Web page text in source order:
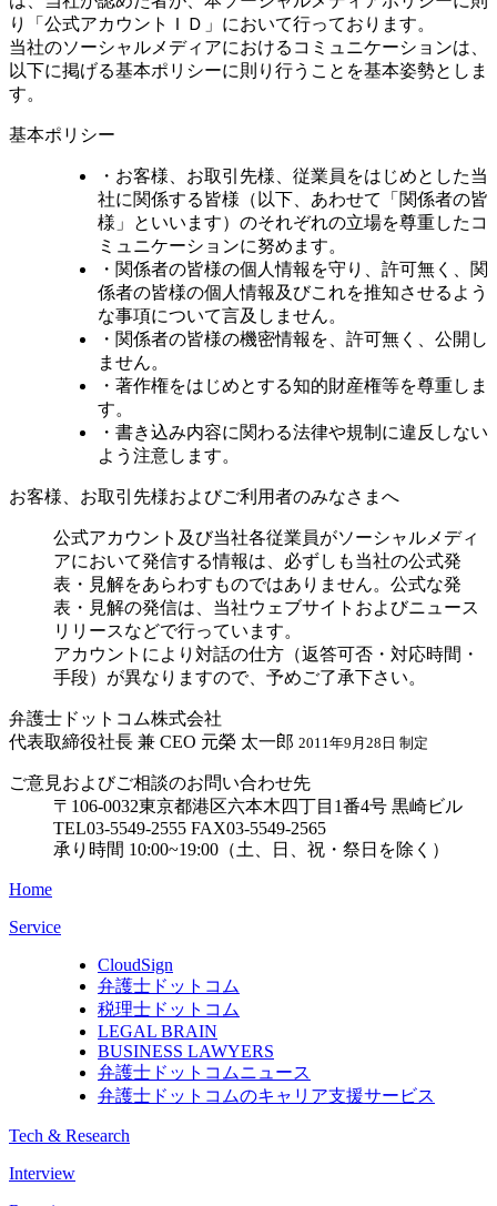
り「公式アカウントＩＤ」において行っております。
当社のソーシャルメディアにおけるコミュニケーションは、
以下に掲げる基本ポリシーに則り行うことを基本姿勢としま
す。
基本ポリシー
・お客様、お取引先様、従業員をはじめとした当
社に関係する皆様（以下、あわせて「関係者の皆
様」といいます）のそれぞれの立場を尊重したコ
ミュニケーションに努めます。
・関係者の皆様の個人情報を守り、許可無く、関
係者の皆様の個人情報及びこれを推知させるよう
な事項について言及しません。
・関係者の皆様の機密情報を、許可無く、公開し
ません。
・著作権をはじめとする知的財産権等を尊重しま
す。
・書き込み内容に関わる法律や規制に違反しない
よう注意します。
お客様、お取引先様およびご利用者のみなさまへ
公式アカウント及び当社各従業員がソーシャルメディ
アにおいて発信する情報は、必ずしも当社の公式発
表・見解をあらわすものではありません。公式な発
表・見解の発信は、当社ウェブサイトおよびニュース
リリースなどで行っています。
アカウントにより対話の仕方（返答可否・対応時間・
手段）が異なりますので、予めご了承下さい。
弁護士ドットコム株式会社
代表取締役社長 兼 CEO 元榮 太一郎 2011年9月28日 制定
ご意見およびご相談のお問い合わせ先
〒106-0032東京都港区六本木四丁目1番4号 黒崎ビル
TEL03-5549-2555 FAX03-5549-2565
承り時間 10:00~19:00（土、日、祝・祭日を除く）
Home
Service
CloudSign
弁護士ドットコム
税理士ドットコム
LEGAL BRAIN
BUSINESS LAWYERS
弁護士ドットコムニュース
弁護士ドットコムのキャリア支援サービス
Tech & Research
Interview